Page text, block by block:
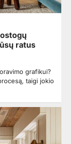
ratus
grafikui?
taigi jokio